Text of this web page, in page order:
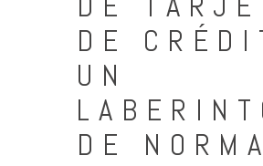
DE
UN
DE